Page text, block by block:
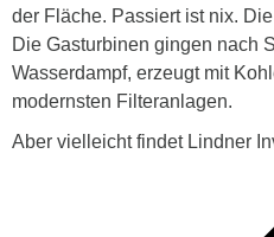
der Fläche. Passiert ist nix.
Die Gasturbinen gingen nach
Wasserdampf, erzeugt mit
modernsten Filteranlagen.
Aber vielleicht findet Lindner